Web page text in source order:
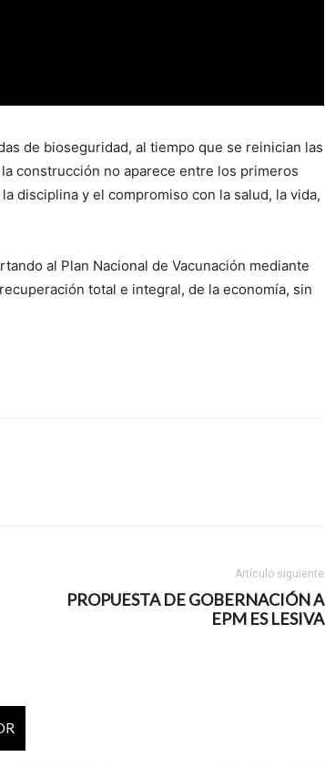
de bioseguridad, al tiempo que se reinician las
construcción no aparece entre los primeros
disciplina y el compromiso con la salud, la vida,
al Plan Nacional de Vacunación mediante
total e integral, de la economía, sin
Artículo siguiente
PROPUESTA DE GOBERNACIÓN A
EPM ES LESIVA